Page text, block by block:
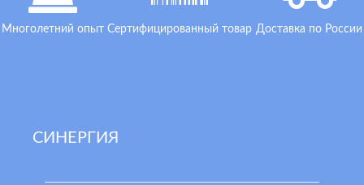
Многолетний опыт Сертифицированный товар Доставка по России
СИНЕРГИЯ